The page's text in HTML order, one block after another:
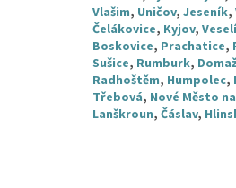
Vlašim, Uničov, Jeseník,
Čelákovice, Kyjov,
Boskovice, Prachatice,
Sušice, Rumburk,
Radhoštěm, Humpolec,
Třebová, Nové Město
Lanškroun, Čáslav,